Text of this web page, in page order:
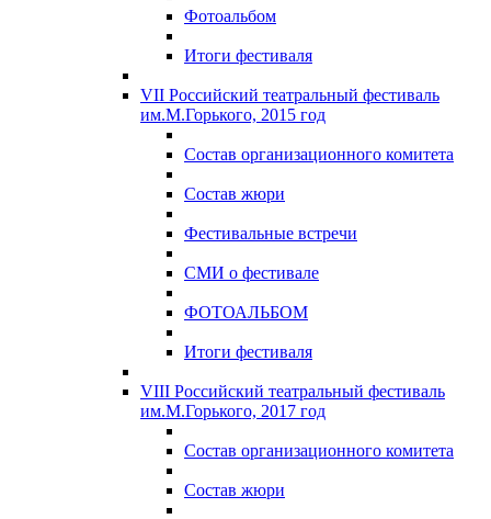
Фотоальбом
Итоги фестиваля
VII Российский театральный фестиваль
им.М.Горького, 2015 год
Состав организационного комитета
Состав жюри
Фестивальные встречи
СМИ о фестивале
ФОТОАЛЬБОМ
Итоги фестиваля
VIII Российский театральный фестиваль
им.М.Горького, 2017 год
Состав организационного комитета
Состав жюри